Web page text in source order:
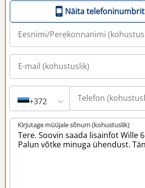
Näita telefoninumbrit
+372
Kirjutage müüjale sõnum (kohustuslik)